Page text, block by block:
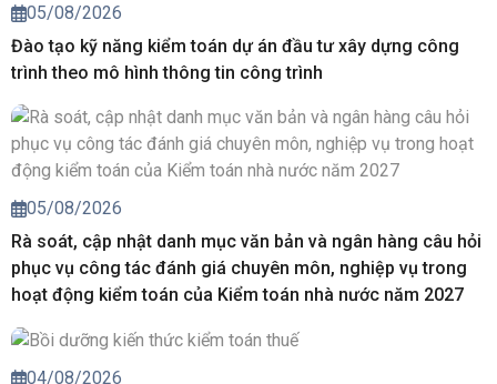
05/08/2026
Đào tạo kỹ năng kiểm toán dự án đầu tư xây dựng công
trình theo mô hình thông tin công trình
05/08/2026
Rà soát, cập nhật danh mục văn bản và ngân hàng câu hỏi
phục vụ công tác đánh giá chuyên môn, nghiệp vụ trong
hoạt động kiểm toán của Kiểm toán nhà nước năm 2027
04/08/2026